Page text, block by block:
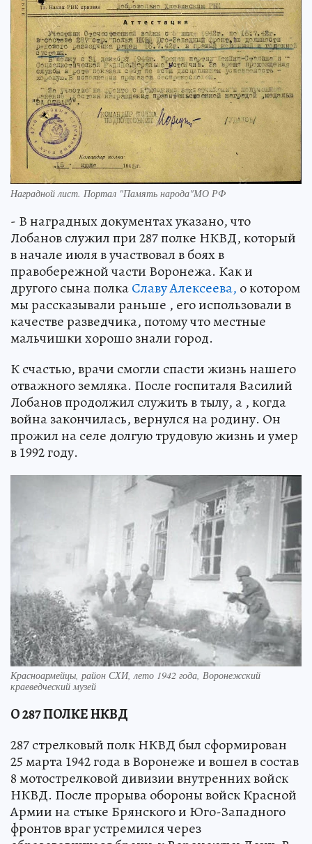
Наградной лист. Портал "Память народа"МО РФ
- В наградных документах указано, что
Лобанов служил при 287 полке НКВД, который
в начале июля в участвовал в боях в
правобережной части Воронежа. Как и
другого сына полкаСлаву Алексеева, о котором
мы рассказывали раньше , его использовали в
качестве разведчика, потому что местные
мальчишки хорошо знали город.
К счастью, врачи смогли спасти жизнь нашего
отважного земляка. После госпиталя Василий
Лобанов продолжил служить в тылу, а , когда
война закончилась, вернулся на родину. Он
прожил на селе долгую трудовую жизнь и умер
в 1992 году.
Красноармейцы, район СХИ, лето 1942 года, Воронежский
краеведческий музей
О 287 ПОЛКЕ НКВД
287 стрелковый полк НКВД был сформирован
25 марта 1942 года в Воронеже и вошел в состав
8 мотострелковой дивизии внутренних войск
НКВД. После прорыва обороны войск Красной
Армии на стыке Брянского и Юго-Западного
фронтов враг устремился через